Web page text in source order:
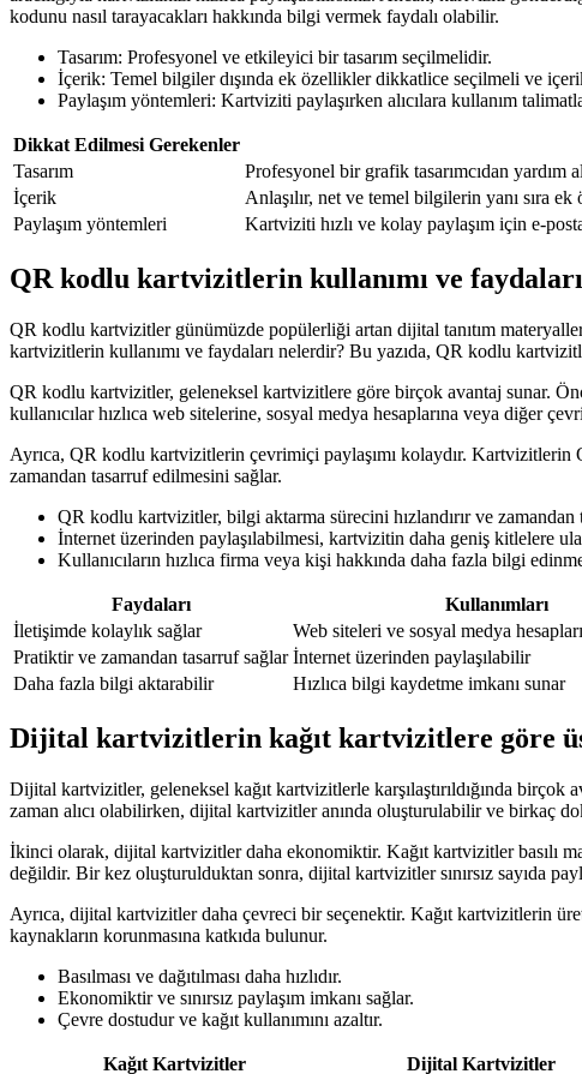
kodunu nasıl tarayacakları hakkında bilgi vermek faydalı olabilir.
Tasarım: Profesyonel ve etkileyici bir tasarım seçilmelidir.
İçerik: Temel bilgiler dışında ek özellikler dikkatlice seçilmeli ve
Paylaşım yöntemleri: Kartviziti paylaşırken alıcılara kullanım
Dikkat Edilmesi Gerekenler
Tasarım
Profesyonel bir grafik tasarımcıdan
İçerik
Anlaşılır, net ve temel bilgilerin yanı sıra
Paylaşım yöntemleri
Kartviziti hızlı ve kolay paylaşım için e-
QR kodlu kartvizitlerin kullanımı ve faydaları
QR kodlu kartvizitler günümüzde popülerliği artan dijital tanıtım
kartvizitlerin kullanımı ve faydaları nelerdir? Bu yazıda, QR kodlu
QR kodlu kartvizitler, geleneksel kartvizitlere göre birçok avantaj sunar.
kullanıcılar hızlıca web sitelerine, sosyal medya hesaplarına veya diğer
Ayrıca, QR kodlu kartvizitlerin çevrimiçi paylaşımı kolaydır.
zamandan tasarruf edilmesini sağlar.
QR kodlu kartvizitler, bilgi aktarma sürecini hızlandırır ve zamandan
İnternet üzerinden paylaşılabilmesi, kartvizitin daha geniş kitlelere
Kullanıcıların hızlıca firma veya kişi hakkında daha fazla bilgi
Faydaları
Kullanımları
İletişimde kolaylık sağlar
Web siteleri ve sosyal medya
Pratiktir ve zamandan tasarruf sağlar İnternet üzerinden paylaşılabilir
Daha fazla bilgi aktarabilir
Hızlıca bilgi kaydetme imkanı sunar
Dijital kartvizitlerin kağıt kartvizitlere göre
Dijital kartvizitler, geleneksel kağıt kartvizitlerle karşılaştırıldığında birçok
zaman alıcı olabilirken, dijital kartvizitler anında oluşturulabilir ve birkaç
İkinci olarak, dijital kartvizitler daha ekonomiktir. Kağıt kartvizitler basılı
değildir. Bir kez oluşturulduktan sonra, dijital kartvizitler sınırsız sayıda
Ayrıca, dijital kartvizitler daha çevreci bir seçenektir. Kağıt kartvizitlerin
kaynakların korunmasına katkıda bulunur.
Basılması ve dağıtılması daha hızlıdır.
Ekonomiktir ve sınırsız paylaşım imkanı sağlar.
Çevre dostudur ve kağıt kullanımını azaltır.
Kağıt Kartvizitler Dijital Kartvizitler